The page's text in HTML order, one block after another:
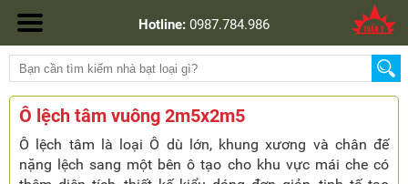
Hotline: 0987.784.986
Ô lệch tâm vuông 2m5x2m5
Ô lệch tâm là loại Ô dù lớn, khung xương và chân đế
nặng lệch sang một bên ô tạo cho khu vực mái che có